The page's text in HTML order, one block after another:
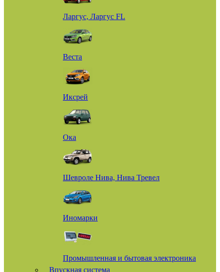
Ларгус, Ларгус FL
Веста
Иксрей
Ока
Шевроле Нива, Нива Тревел
Иномарки
Промышленная и бытовая электроника
Впускная система